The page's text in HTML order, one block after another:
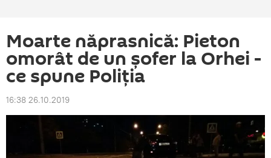
Moarte năprasnică: Pieton
omorât de un șofer la Orhei -
ce spune Poliția
16:38 26.10.2019